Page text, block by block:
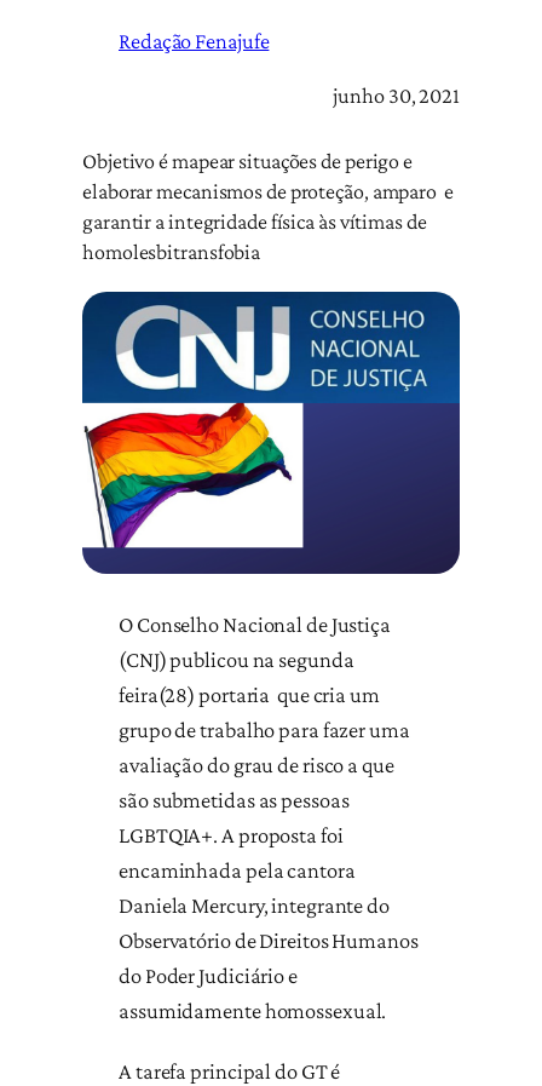
Redação Fenajufe
junho 30, 2021
Objetivo é mapear situações de perigo e
elaborar mecanismos de proteção, amparo e
garantir a integridade física às vítimas de
homolesbitransfobia
O Conselho Nacional de Justiça
(CNJ) publicou na segunda
feira(28) portaria que cria um
grupo de trabalho para fazer uma
avaliação do grau de risco a que
são submetidas as pessoas
LGBTQIA+. A proposta foi
encaminhada pela cantora
Daniela Mercury, integrante do
Observatório de Direitos Humanos
do Poder Judiciário e
assumidamente homossexual.
A tarefa principal do GT é